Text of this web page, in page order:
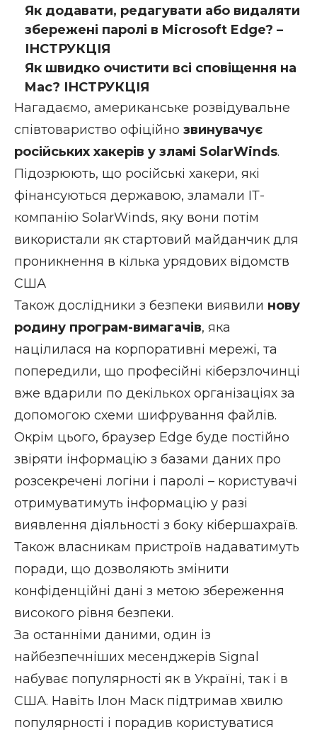
Як додавати, редагувати або видаляти
збережені паролі в Microsoft Edge? –
ІНСТРУКЦІЯ
Як швидко очистити всі сповіщення на
Mac? ІНСТРУКЦІЯ
Нагадаємо, американське розвідувальне
співтовариство офіційно звинувачує
російських хакерів у зламі SolarWinds.
Підозрюють, що російські хакери, які
фінансуються державою, зламали ІТ-
компанію SolarWinds, яку вони потім
використали як стартовий майданчик для
проникнення в кілька урядових відомств
США
Також дослідники з безпеки виявили нову
родину програм-вимагачів, яка
націлилася на корпоративні мережі, та
попередили, що професійні кіберзлочинці
вже вдарили по декількох організаціях за
допомогою схеми шифрування файлів.
Окрім цього, браузер Edge буде постійно
звіряти інформацію з базами даних про
розсекречені логіни і паролі – користувачі
отримуватимуть інформацію у разі
виявлення діяльності з боку кібершахраїв.
Також власникам пристроїв надаватимуть
поради, що дозволяють змінити
конфіденційні дані з метою збереження
високого рівня безпеки.
За останніми даними, один із
найбезпечніших месенджерів Signal
набуває популярності як в Україні, так і в
США. Навіть Ілон Маск підтримав хвилю
популярності і порадив користуватися